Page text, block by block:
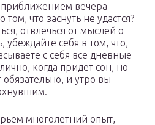
приближением вечера
что заснуть не удастся?
отвлечься от мыслей о
убеждайте себя в том, что,
с себя все дневные
когда придет сон, но
и утро вы
многолетний опыт,